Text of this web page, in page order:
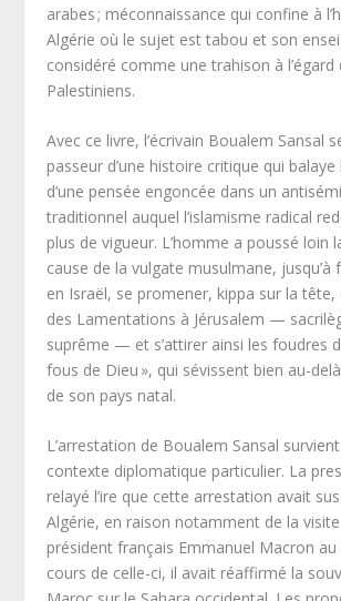
arabes ; méconnaissance qui confine à
Algérie où le sujet est tabou et son
considéré comme une trahison à l’égard
Palestiniens.
Avec ce livre, l’écrivain Boualem Sansal
passeur d’une histoire critique qui
d’une pensée engoncée dans un
traditionnel auquel l’islamisme radical
plus de vigueur. L’homme a poussé loin
cause de la vulgate musulmane, jusqu’à
en Israël, se promener, kippa sur la
des Lamentations à Jérusalem —
suprême — et s’attirer ainsi les foudres
fous de Dieu », qui sévissent bien au-
de son pays natal.
L’arrestation de Boualem Sansal
contexte diplomatique particulier. La
relayé l’ire que cette arrestation avait
Algérie, en raison notamment de la visite
président français Emmanuel Macron au
cours de celle-ci, il avait réaffirmé la